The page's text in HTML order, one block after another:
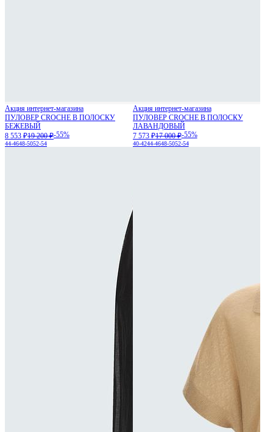
Акция интернет-магазина
ПУЛОВЕР CROCHE В ПОЛОСКУ
БЕЖЕВЫЙ
8 553 ₽19 200 ₽-55%
44-4648-5052-54
Акция интернет-магазина
ПУЛОВЕР CROCHE В ПОЛОСКУ
ЛАВАНДОВЫЙ
7 573 ₽17 000 ₽-55%
40-4244-4648-5052-54